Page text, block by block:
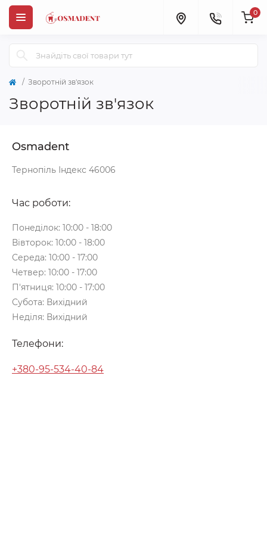
0
Зворотній зв'язок
Зворотній зв'язок
Osmadent
Тернопіль Індекс 46006
Час роботи:
Понеділок: 10:00 - 18:00
Вівторок: 10:00 - 18:00
Середа: 10:00 - 17:00
Четвер: 10:00 - 17:00
П'ятниця: 10:00 - 17:00
Субота: Вихідний
Неділя: Вихідний
Телефони:
+380-95-534-40-84